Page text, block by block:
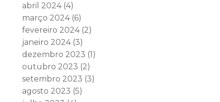
abril 2024(4)
março 2024(6)
fevereiro 2024(2)
janeiro 2024(3)
dezembro 2023 (1)
outubro 2023 (2)
setembro 2023 (3)
agosto 2023 (5)